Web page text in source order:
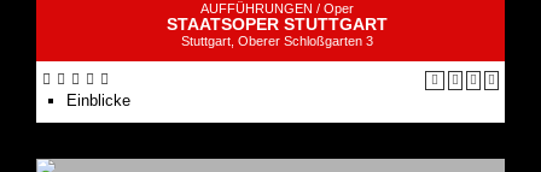
AUFFÜHRUNGEN / Oper
STAATSOPER STUTTGART
Stuttgart, Oberer Schloßgarten 3
Einblicke